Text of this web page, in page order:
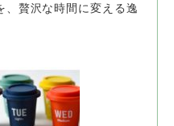
、贅沢な時間に変える逸